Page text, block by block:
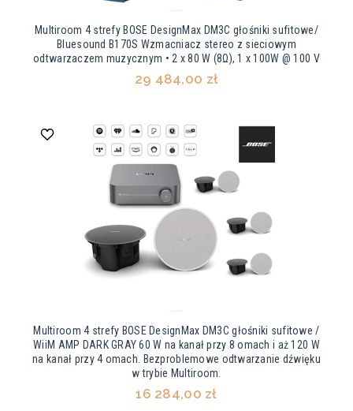
Multiroom 4 strefy BOSE DesignMax DM3C głośniki sufitowe/
Bluesound B170S Wzmacniacz stereo z sieciowym
odtwarzaczem muzycznym • 2 x 80 W (8Ω), 1 x 100W @ 100 V
29 484,00 zł
Multiroom 4 strefy BOSE DesignMax DM3C głośniki sufitowe /
WiiM AMP DARK GRAY 60 W na kanał przy 8 omach i aż 120 W
na kanał przy 4 omach. Bezproblemowe odtwarzanie dźwięku
w trybie Multiroom.
16 284,00 zł